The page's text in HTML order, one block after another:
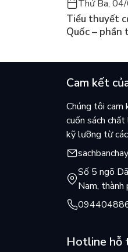
Thứ Ba,
Tiểu thuyết
Quốc –
Cam kết
Chúng tôi cam
cuốn sách
kỹ lưỡng từ
Số 5 ngõ
Nam, thành
Hotline hỗ